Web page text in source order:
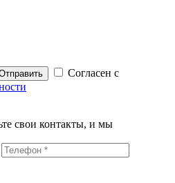
Согласен с
свои контакты, и мы